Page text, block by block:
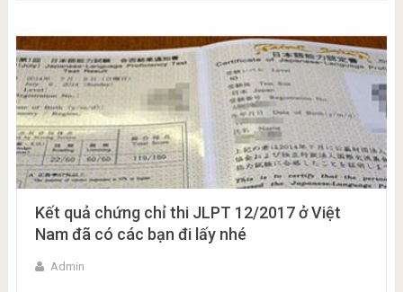
Kết quả chứng chỉ thi JLPT 12/2017 ở Việt
Nam đã có các bạn đi lấy nhé
Admin